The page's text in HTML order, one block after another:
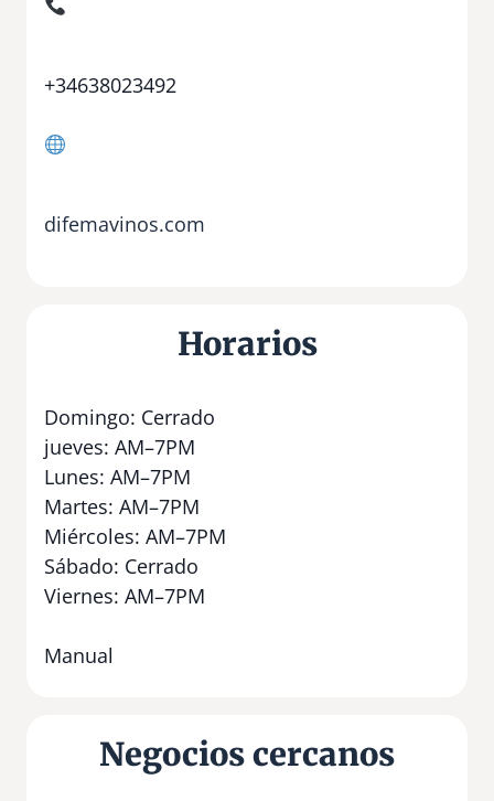
+34638023492
difemavinos.com
Horarios
Domingo: Cerrado
jueves: AM–7PM
Lunes: AM–7PM
Martes: AM–7PM
Miércoles: AM–7PM
Sábado: Cerrado
Viernes: AM–7PM
Manual
Negocios cercanos